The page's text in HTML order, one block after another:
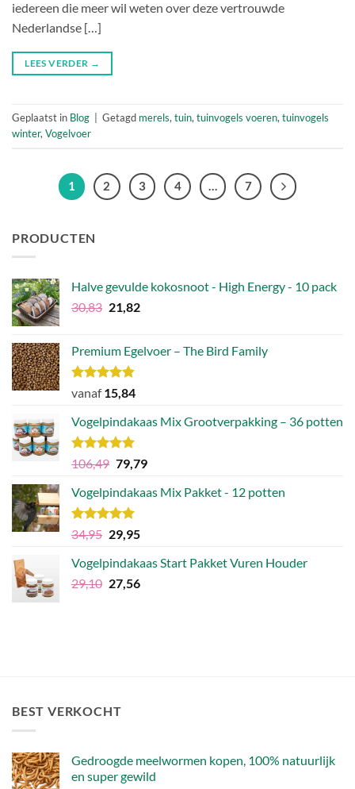
iedereen die meer wil weten over deze vertrouwde
Nederlandse […]
LEES VERDER →
Geplaatst in Blog Getagd merels,tuin,tuinvogels voeren,tuinvogels
winter,Vogelvoer
1 2 3 4 … 7
PRODUCTEN
Halve gevulde kokosnoot - High Energy - 10 pack
30,83 Oorspronkelijke
€30,83.
21,82Huidige
€21,82.
Premium Egelvoer – The Bird Family
Waardering
uit 5
vanaf15,84
Vogelpindakaas Mix Grootverpakking – 36 potten
Waardering
uit 5
106,49 Oorspronkelijke
was:
€106,49.
79,79Huidige
is:
Vogelpindakaas Mix Pakket - 12 potten
Waardering
5.00
uit 5
34,95 Oorspronkelijke
was:
€34,95.
29,95Huidige
is:
€29,95.
Vogelpindakaas Start Pakket Vuren Houder
29,10 Oorspronkelijke
27,56Huidige
BEST VERKOCHT
Gedroogde meelwormen kopen, 100% natuurlijk
en super gewild